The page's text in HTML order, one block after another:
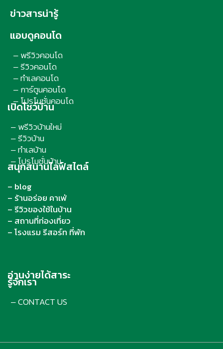
ข่าวสารน่ารู้
แอบดูคอนโด
– พรีวิวคอนโด
– รีวิวคอนโด
– ทำเลคอนโด
– การ์ตูนคอนโด
– โปรโมชั่นคอนโด
เปิดโชว์บ้าน
– พรีวิวบ้านใหม่
– รีวิวบ้าน
– ทำเลบ้าน
– โปรโมชั่นบ้าน
สนุกสนานไลฟ์สไตล์
– blog
– ร้านอร่อย คาเฟ่
– รีวิวของใช้ในบ้าน
– สถานที่ท่องเที่ยว
– โรงแรม รีสอร์ท ที่พัก
อ่านง่ายได้สาระ
รู้จักเรา
– CONTACT US